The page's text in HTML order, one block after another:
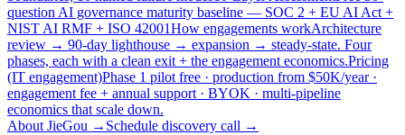
question AI governance maturity baseline — SOC 2 + EU AI Act +
NIST AI RMF + ISO 42001How engagements workArchitecture
review → 90-day lighthouse → expansion → steady-state. Four
phases, each with a clean exit + the engagement economics.Pricing
(IT engagement)Phase 1 pilot free · production from $50K/year ·
engagement fee + annual support · BYOK · multi-pipeline
economics that scale down.
About JieGou → Schedule discovery call →